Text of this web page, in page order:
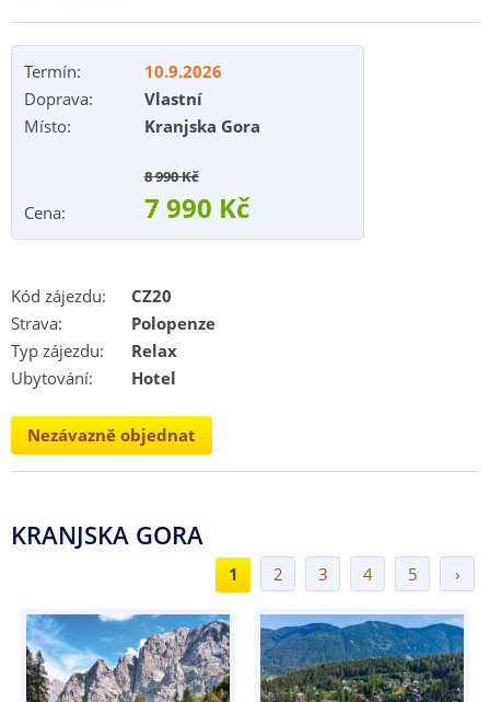
Termín: 10.9.2026
Doprava: Vlastní
Místo: Kranjska Gora
8 990 Kč
Cena: 7 990 Kč
Kód zájezdu: CZ20
Strava: Polopenze
Typ zájezdu: Relax
Ubytování: Hotel
Nezávazně objednat
KRANJSKA GORA
1 2 3 4 5 ›